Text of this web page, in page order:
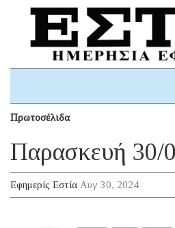
Πρωτοσέλιδα
Παρασκευή 30/
Εφημερίς Εστία Αυγ 30, 2024